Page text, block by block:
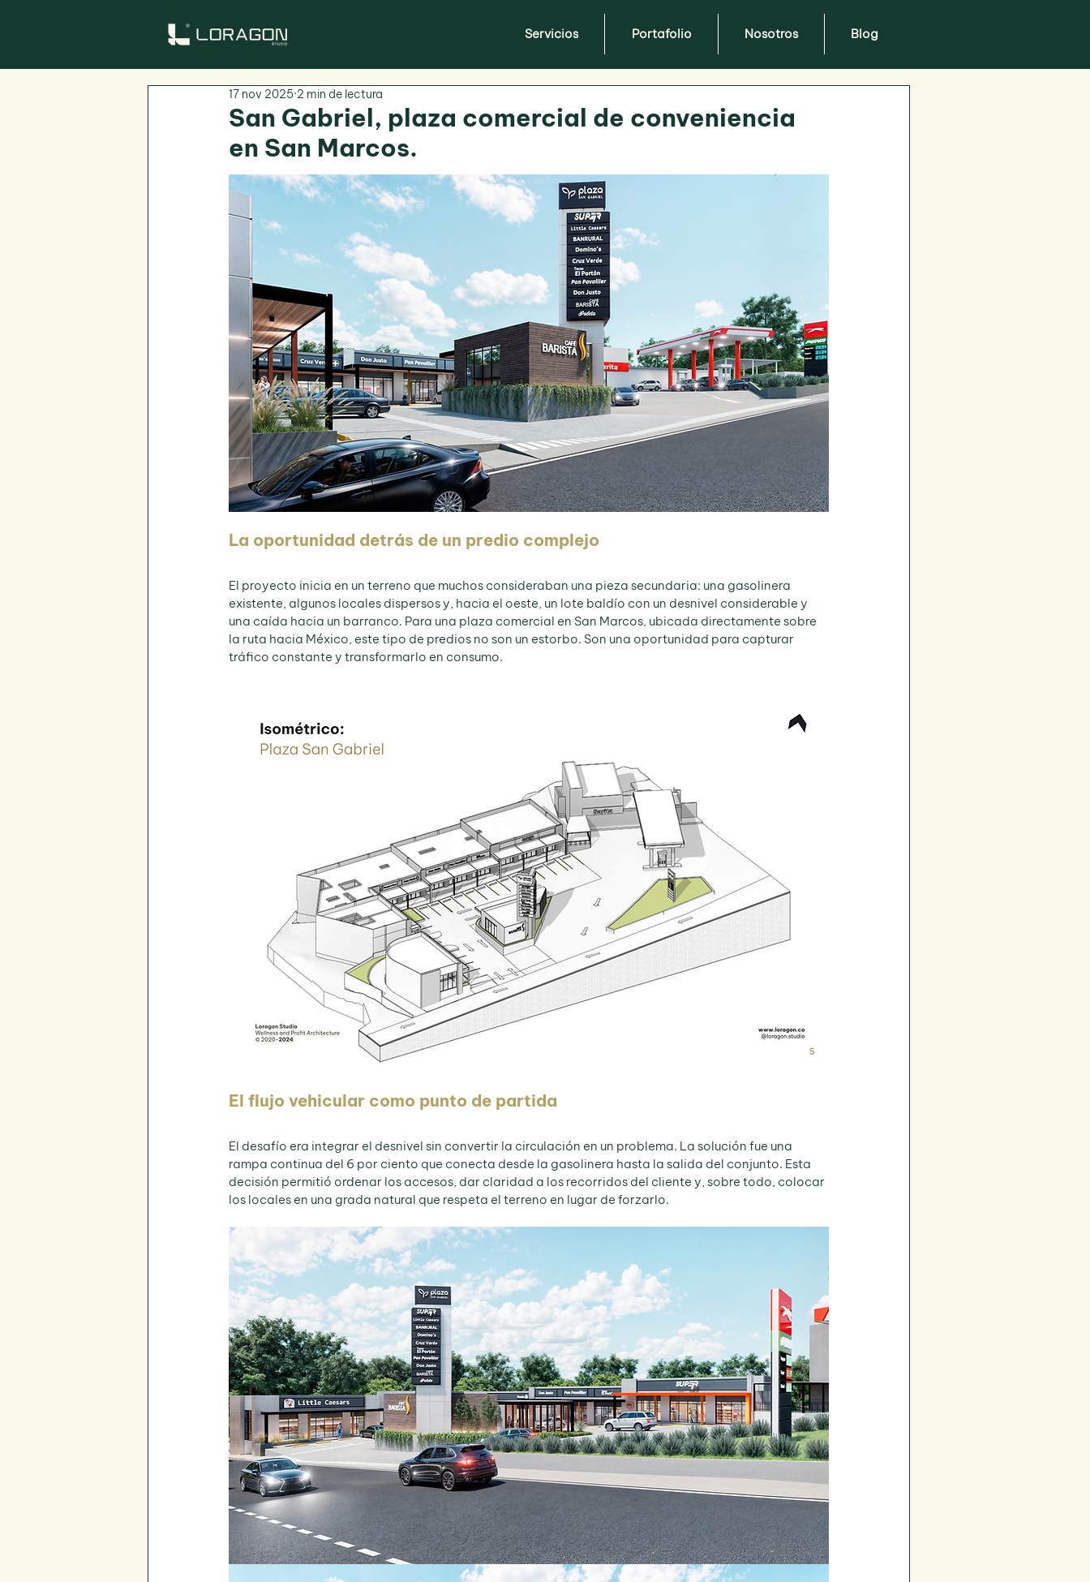
Servicios Portafolio Nosotros Blog
San Gabriel, plaza comercial de conveniencia
en San Marcos.
17 nov 2025 2 min de lectura
La oportunidad detrás de un predio complejo
El proyecto inicia en un terreno que muchos consideraban una pieza secundaria: una gasolinera
existente, algunos locales dispersos y, hacia el oeste, un lote baldío con un desnivel considerable y
una caída hacia un barranco. Para una plaza comercial en San Marcos, ubicada directamente sobre
la ruta hacia México, este tipo de predios no son un estorbo. Son una oportunidad para capturar
tráfico constante y transformarlo en consumo.
El flujo vehicular como punto de partida
El desafío era integrar el desnivel sin convertir la circulación en un problema. La solución fue una
rampa continua del 6 por ciento que conecta desde la gasolinera hasta la salida del conjunto. Esta
decisión permitió ordenar los accesos, dar claridad a los recorridos del cliente y, sobre todo, colocar
los locales en una grada natural que respeta el terreno en lugar de forzarlo.